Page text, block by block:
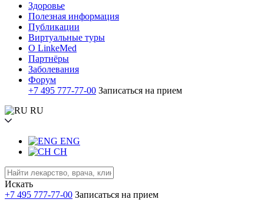
Здоровье
Полезная информация
Публикации
Виртуальные туры
О LinkeMed
Партнёры
Заболевания
Форум
+7 495 777-77-00 Записаться на прием
RU
ENG
CH
Искать
+7 495 777-77-00 Записаться на прием